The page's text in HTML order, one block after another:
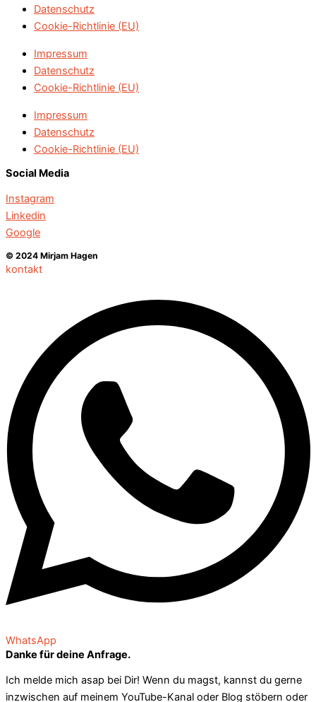
Datenschutz
Cookie-Richtlinie (EU)
Impressum
Datenschutz
Cookie-Richtlinie (EU)
Impressum
Datenschutz
Cookie-Richtlinie (EU)
Social Media
Instagram
Linkedin
Google
© 2024 Mirjam Hagen
kontakt
WhatsApp
Danke für deine Anfrage.
Ich melde mich asap bei Dir! Wenn du magst, kannst du gerne
inzwischen auf meinem YouTube-Kanal oder Blog stöbern oder